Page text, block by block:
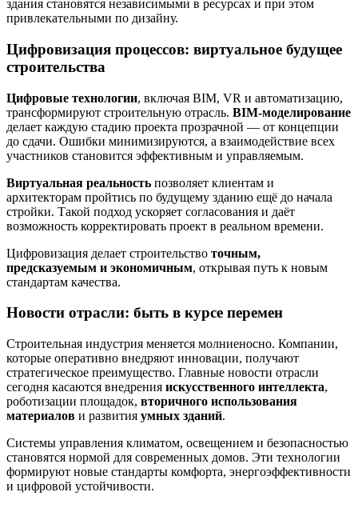
здания становятся независимыми в ресурсах и при этом
привлекательными по дизайну.
Цифровизация процессов: виртуальное будущее
строительства
Цифровые технологии, включая BIM, VR и автоматизацию,
трансформируют строительную отрасль. BIM-моделирование
делает каждую стадию проекта прозрачной — от концепции
до сдачи. Ошибки минимизируются, а взаимодействие всех
участников становится эффективным и управляемым.
Виртуальная реальность позволяет клиентам и
архитекторам пройтись по будущему зданию ещё до начала
стройки. Такой подход ускоряет согласования и даёт
возможность корректировать проект в реальном времени.
Цифровизация делает строительство точным,
предсказуемым и экономичным, открывая путь к новым
стандартам качества.
Новости отрасли: быть в курсе перемен
Строительная индустрия меняется молниеносно. Компании,
которые оперативно внедряют инновации, получают
стратегическое преимущество. Главные новости отрасли
сегодня касаются внедрения искусственного интеллекта,
роботизации площадок, вторичного использования
материалов и развития умных зданий.
Системы управления климатом, освещением и безопасностью
становятся нормой для современных домов. Эти технологии
формируют новые стандарты комфорта, энергоэффективности
и цифровой устойчивости.